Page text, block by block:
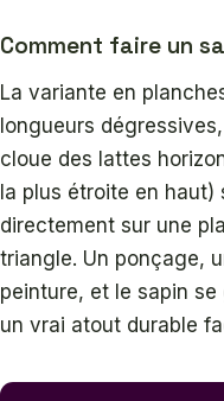
Comment faire un
La variante en
longueurs
cloue des lattes
la plus étroite en
directement sur une
triangle. Un ponçage,
peinture, et le sapin se
un vrai atout durable